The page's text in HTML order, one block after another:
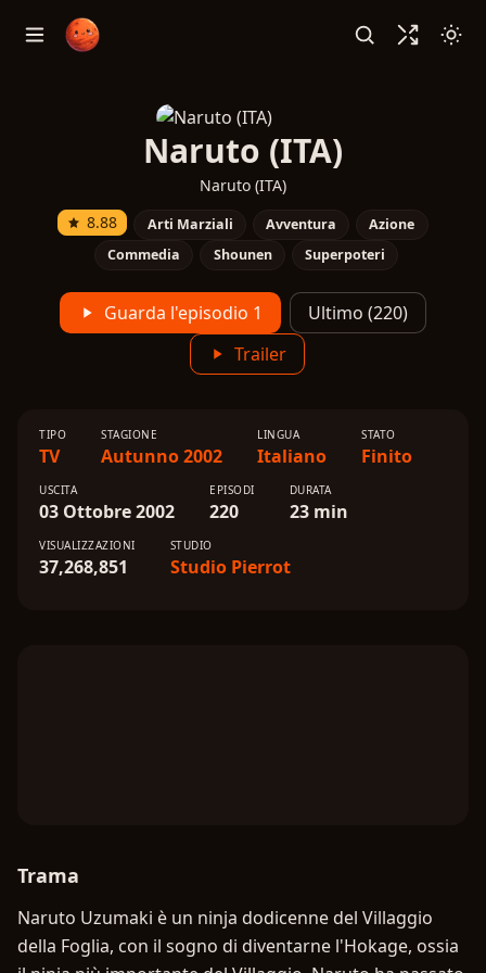
Naruto (ITA)
Naruto (ITA)
8.88
Arti Marziali Avventura
Azione
Commedia
Shounen Superpoteri
Guarda l'episodio 1
Ultimo (220)
Trailer
TIPO
TV
STAGIONE
Autunno 2002
LINGUA
Italiano
STATO
Finito
USCITA
03 Ottobre 2002
EPISODI
220
DURATA
23 min
VISUALIZZAZIONI
37,268,851
STUDIO
Studio Pierrot
Trama
Naruto Uzumaki è un ninja dodicenne del Villaggio
della Foglia, con il sogno di diventarne l'Hokage, ossia